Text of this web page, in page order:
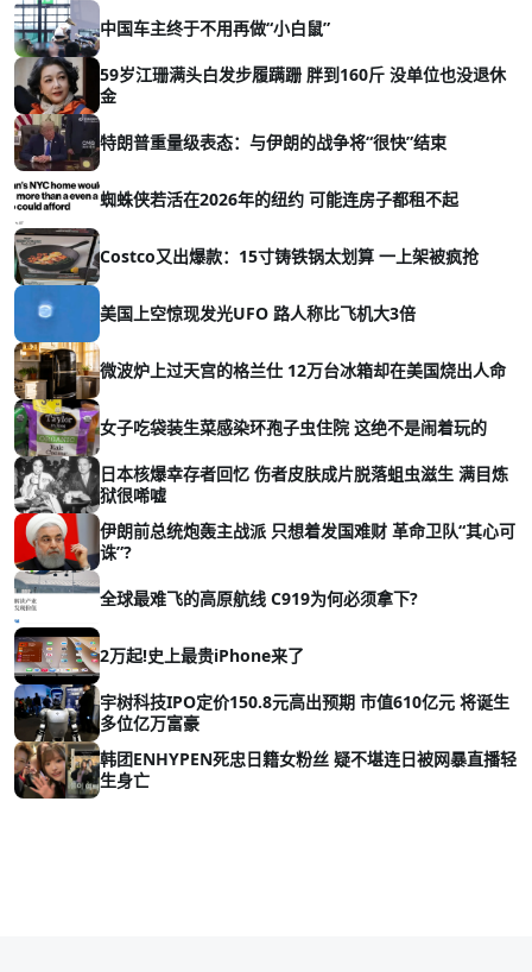
中国车主终于不用再做“小白鼠”
59岁江珊满头白发步履蹒跚 胖到160斤 没单位也没退休
金
特朗普重量级表态：与伊朗的战争将“很快”结束
蜘蛛侠若活在2026年的纽约 可能连房子都租不起
Costco又出爆款：15寸铸铁锅太划算 一上架被疯抢
美国上空惊现发光UFO 路人称比飞机大3倍
微波炉上过天宫的格兰仕 12万台冰箱却在美国烧出人命
女子吃袋装生菜感染环孢子虫住院 这绝不是闹着玩的
日本核爆幸存者回忆 伤者皮肤成片脱落蛆虫滋生 满目炼
狱很唏嘘
伊朗前总统炮轰主战派 只想着发国难财 革命卫队“其心可
诛”?
全球最难飞的高原航线 C919为何必须拿下?
2万起!史上最贵iPhone来了
宇树科技IPO定价150.8元高出预期 市值610亿元 将诞生
多位亿万富豪
韩团ENHYPEN死忠日籍女粉丝 疑不堪连日被网暴直播轻
生身亡